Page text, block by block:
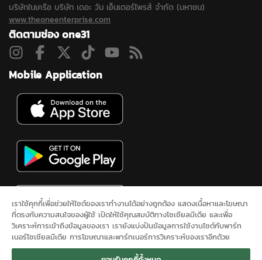
บริษัทในเครือ บริษัท เดอะ วัน เอ็นเตอร์ไพรส์ จำกัด (มหาชน)
www.theoneenterprise.com
ติดตามช่อง one31
Mobile Application
ดูสดช่อง 31 ละคร ซิตคอม&ซีรีส์ ข่าวช่องวัน ผังรายการ
นโยบาย
เราใช้คุกกี้เพื่อช่วยให้ไซต์ของเราทำงานได้อย่างถูกต้อง แสดงเนื้อหาและโฆษณา
ที่ตรงกับความสนใจของผู้ใช้ เปิดให้ใช้คุณสมบัติทางโซเชียลมีเดีย และเพื่อ
วิเคราะห์การเข้าถึงข้อมูลของเรา เรายังแบ่งปันข้อมูลการใช้งานไซต์กับพาร์ท
เนอร์โซเชียลมีเดีย การโฆษณาและพาร์ทเนอร์การวิเคราะห์ของเราอีกด้วย